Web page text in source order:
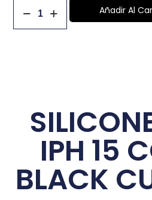
Añadir Al
IPH 15
BLACK